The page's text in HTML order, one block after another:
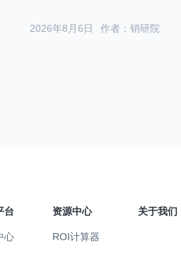
作者：销研院
2026年8月6日
台
心
资源中心
ROI计算器
关于我们